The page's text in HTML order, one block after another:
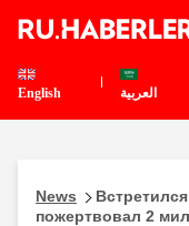
English العربية
News
пожертвовал 2